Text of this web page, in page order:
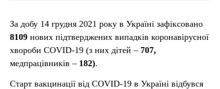
За добу 14 грудня 2021 року в Україні зафіксовано
8109 нових підтверджених випадків коронавірусної
хвороби COVID-19 (з них дітей – 707,
медпрацівників – 182).
Старт вакцинації від COVID-19 в Україні відбувся